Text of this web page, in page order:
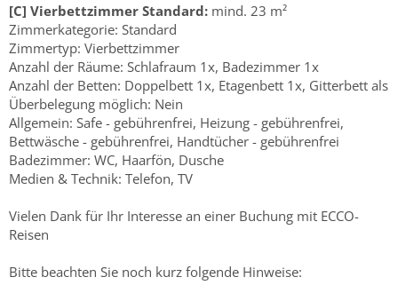
[C] Vierbettzimmer Standard: mind. 23 m²
Zimmerkategorie: Standard
Zimmertyp: Vierbettzimmer
Anzahl der Räume: Schlafraum 1x, Badezimmer 1x
Anzahl der Betten: Doppelbett 1x, Etagenbett 1x, Gitterbett als
Überbelegung möglich: Nein
Allgemein: Safe - gebührenfrei, Heizung - gebührenfrei,
Bettwäsche - gebührenfrei, Handtücher - gebührenfrei
Badezimmer: WC, Haarfön, Dusche
Medien & Technik: Telefon, TV
Vielen Dank für Ihr Interesse an einer Buchung mit ECCO-
Reisen
Bitte beachten Sie noch kurz folgende Hinweise: